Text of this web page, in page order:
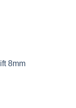
8mm